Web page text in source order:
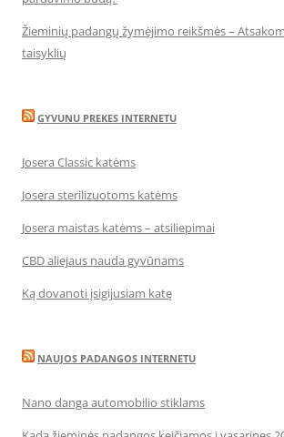
Žieminių padangų žymėjimo reikšmės –
taisyklių
GYVUNU PREKES INTERNETU
Josera Classic katėms
Josera sterilizuotoms katėms
Josera maistas katėms – atsiliepimai
CBD aliejaus nauda gyvūnams
Ką dovanoti įsigijusiam katę
NAUJOS PADANGOS INTERNETU
Nano danga automobilio stiklams